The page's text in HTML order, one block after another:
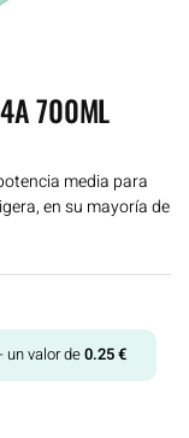
700ML
media para
en su mayoría de
- un valor de0.25€